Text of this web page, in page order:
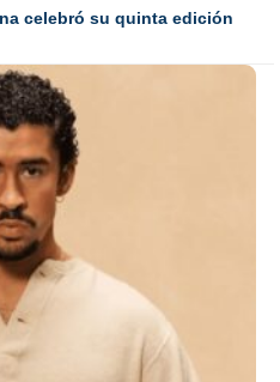
celebró su quinta edición